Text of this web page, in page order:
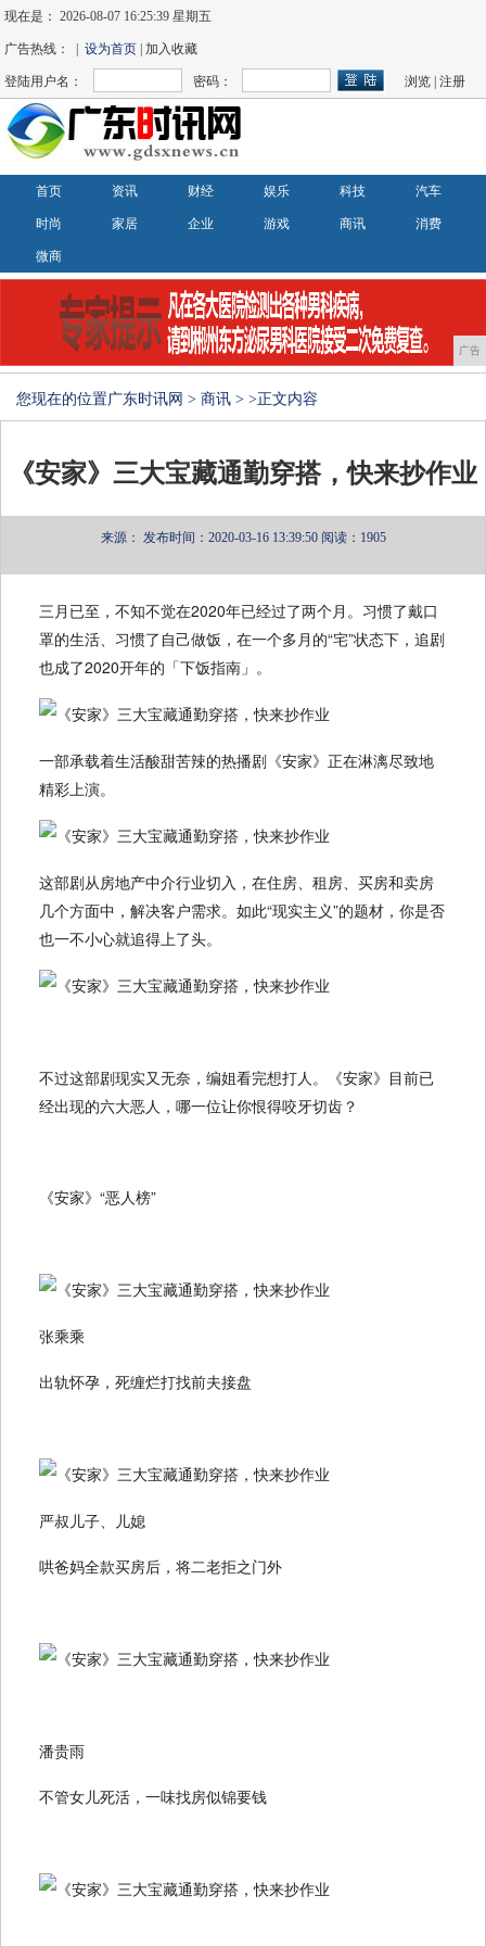
现在是：2026-08-07 16:25:39 星期五
广告热线： |设为首页 | 加入收藏
登陆用户名： 密码： 浏览 |注册
首页 资讯 财经 娱乐 科技 汽车
时尚 家居 企业 游戏 商讯 消费
微商
广告
您现在的位置广东时讯网 > 商讯 > >正文内容
《安家》三大宝藏通勤穿搭，快来抄作业
来源： 发布时间：2020-03-16 13:39:50 阅读：1905
三月已至，不知不觉在2020年已经过了两个月。习惯了戴口
罩的生活、习惯了自己做饭，在一个多月的“宅”状态下，追剧
也成了2020开年的「下饭指南」。
一部承载着生活酸甜苦辣的热播剧《安家》正在淋漓尽致地
精彩上演。
这部剧从房地产中介行业切入，在住房、租房、买房和卖房
几个方面中，解决客户需求。如此“现实主义”的题材，你是否
也一不小心就追得上了头。
不过这部剧现实又无奈，编姐看完想打人。《安家》目前已
经出现的六大恶人，哪一位让你恨得咬牙切齿？
《安家》“恶人榜”
张乘乘
出轨怀孕，死缠烂打找前夫接盘
严叔儿子、儿媳
哄爸妈全款买房后，将二老拒之门外
潘贵雨
不管女儿死活，一味找房似锦要钱